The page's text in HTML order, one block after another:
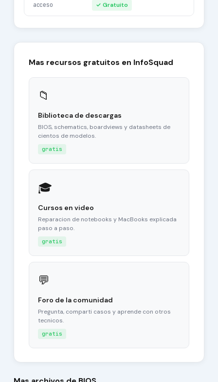
acceso ✓ Gratuito
Mas recursos gratuitos en InfoSquad
📁
Biblioteca de descargas
BIOS, schematics, boardviews y datasheets de
cientos de modelos.
gratis
🎓
Cursos en video
Reparacion de notebooks y MacBooks explicada
paso a paso.
gratis
💬
Foro de la comunidad
Pregunta, comparti casos y aprende con otros
tecnicos.
gratis